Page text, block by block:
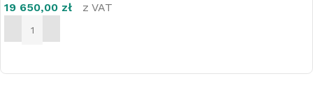
19 650,00 zł z VAT
DODAJ DO KOSZYKA